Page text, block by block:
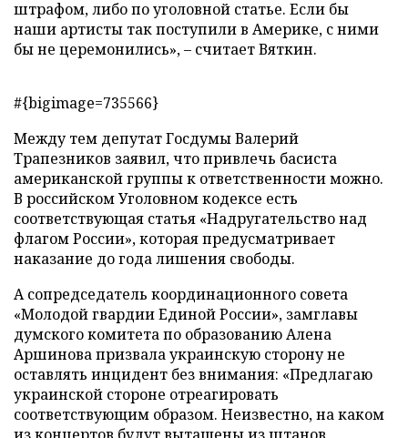
штрафом, либо по уголовной статье. Если бы
наши артисты так поступили в Америке, с ними
бы не церемонились», – считает Вяткин.
#{bigimage=735566}
Между тем депутат Госдумы Валерий
Трапезников заявил, что привлечь басиста
американской группы к ответственности можно.
В российском Уголовном кодексе есть
соответствующая статья «Надругательство над
флагом России», которая предусматривает
наказание до года лишения свободы.
А сопредседатель координационного совета
«Молодой гвардии Единой России», замглавы
думского комитета по образованию Алена
Аршинова призвала украинскую сторону не
оставлять инцидент без внимания: «Предлагаю
украинской стороне отреагировать
соответствующим образом. Неизвестно, на каком